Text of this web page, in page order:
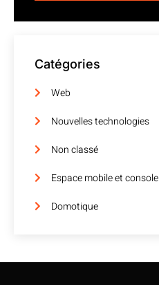
Catégories
Web
Nouvelles technologies
Non classé
Espace mobile et console
Domotique